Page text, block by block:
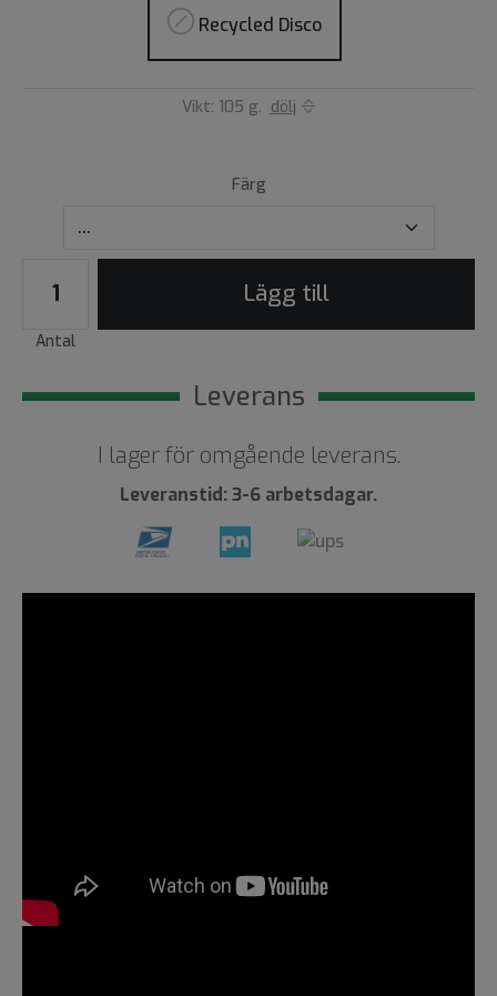
Recycled Disco
Vikt: 105 g. dölj
Färg
Antal
Lägg till
Leverans
I lager för omgående leverans.
Leveranstid: 3-6 arbetsdagar.